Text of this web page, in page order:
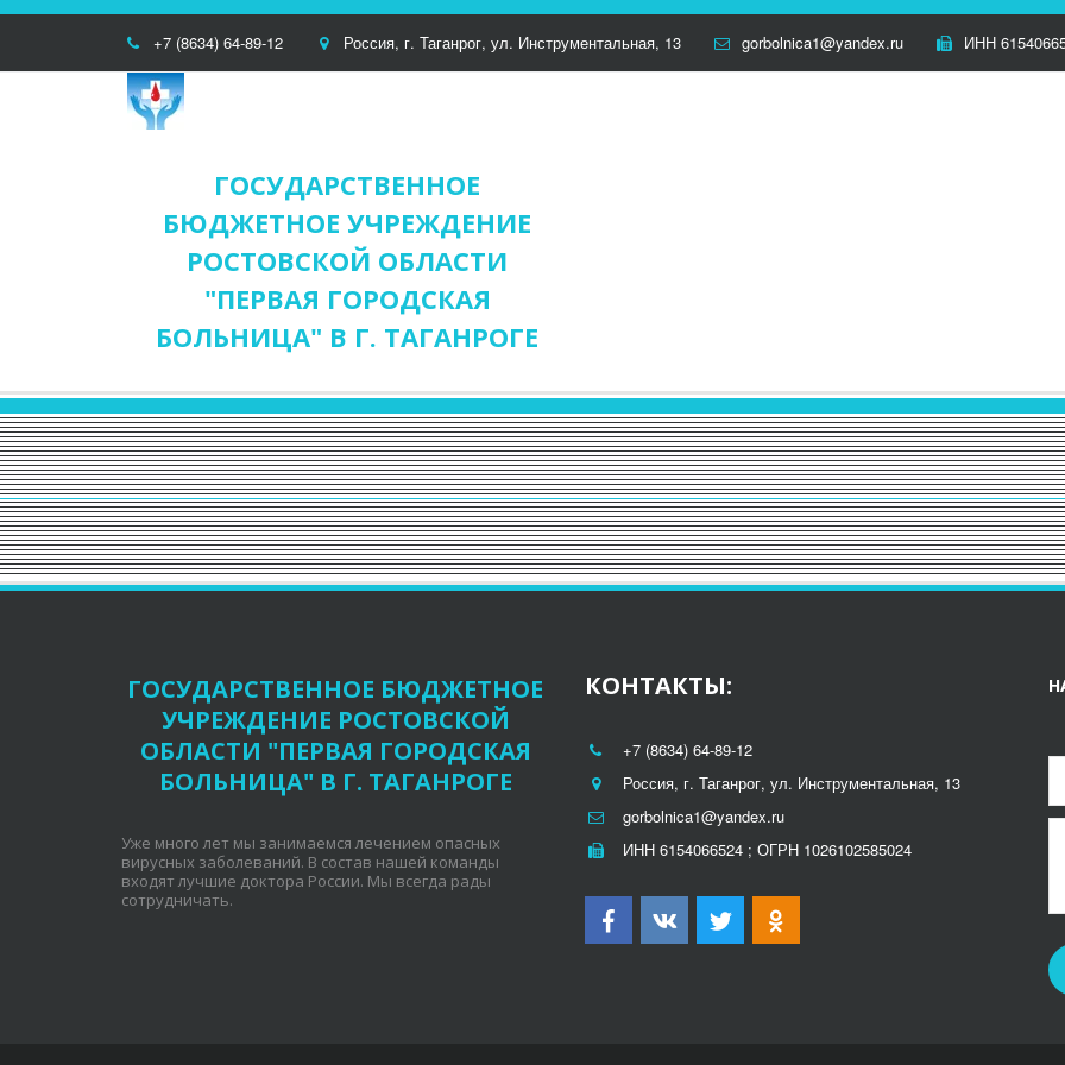
+7 (8634) 64-89-12 Россия, г. Таганрог, ул. Инструментальная, 13 gorbolnica1@yandex.ru ИНН
ГОСУДАРСТВЕННОЕ
БЮДЖЕТНОЕ УЧРЕЖДЕНИЕ
РОСТОВСКОЙ ОБЛАСТИ
"ПЕРВАЯ ГОРОДСКАЯ
БОЛЬНИЦА" В Г. ТАГАНРОГЕ
ГОСУДАРСТВЕННОЕ БЮДЖЕТНОЕ
УЧРЕЖДЕНИЕ РОСТОВСКОЙ
ОБЛАСТИ "ПЕРВАЯ ГОРОДСКАЯ
БОЛЬНИЦА" В Г. ТАГАНРОГЕ
Уже много лет мы занимаемся лечением опасных
вирусных заболеваний. В состав нашей команды
входят лучшие доктора России. Мы всегда рады
сотрудничать.
КОНТАКТЫ:
+7 (8634) 64-89-12
Россия, г. Таганрог, ул. Инструментальная, 13
gorbolnica1@yandex.ru
ИНН 6154066524 ; ОГРН 1026102585024